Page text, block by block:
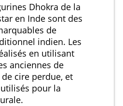
Dhokra de la
en Inde sont des
de
indien. Les
en utilisant
anciennes de
cire perdue, et
pour la